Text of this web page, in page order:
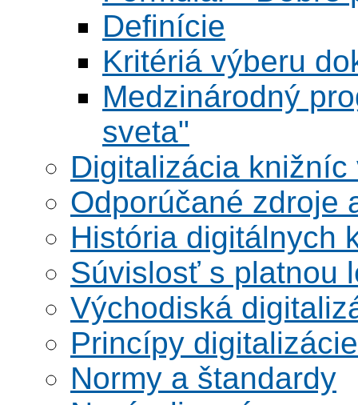
Definície
Kritériá výberu
Medzinárodný
sveta"
Digitalizácia knižníc
Odporúčané zdroje
História digitálnych
Súvislosť s platnou
Východiská
Princípy digitalizácie
Normy a štandardy